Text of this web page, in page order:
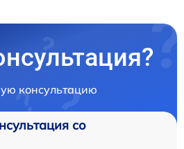
консультацию
со